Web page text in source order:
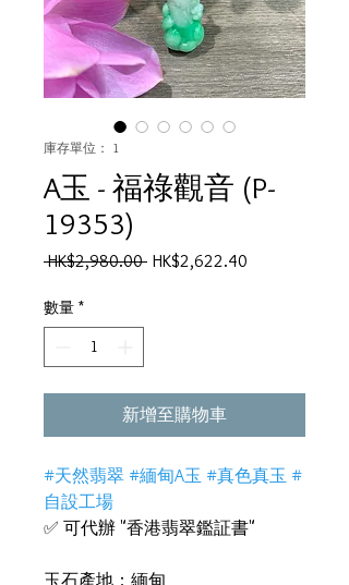
庫存單位： 1
A玉 - 福祿觀音 (P-
19353)
HK$2,980.00 一HK$2,622.40
數量 *
新增至購物車
#天然翡翠 #緬甸A玉 #真色真玉 #
自設工場
✅ 可代辦 "香港翡翠鑑証書"
玉石產地：緬甸